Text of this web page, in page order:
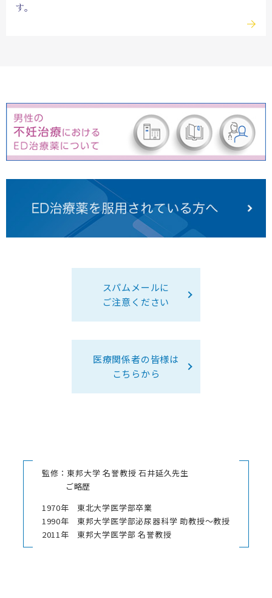
す。
スパムメールに
ご注意ください
医療関係者の皆様は
こちらから
監修：東邦大学 名誉教授 石井延久先生
ご略歴
1970年
東北大学医学部卒業
1990年
東邦大学医学部泌尿器科学 助教授～教授
2011年
東邦大学医学部 名誉教授